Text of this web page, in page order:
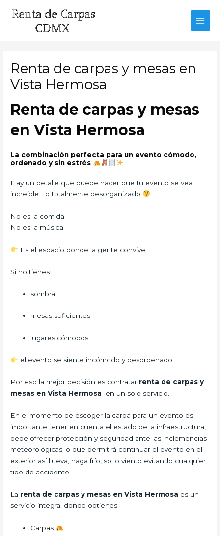
Renta de carpas y mesas en
Vista Hermosa
Renta de carpas y mesas
en Vista Hermosa
La combinación perfecta para un evento cómodo,
ordenado y sin estrés
Hay un detalle que puede hacer que tu evento se vea
increíble… o totalmente desorganizado
No es la comida.
No es la música.
Es el espacio donde la gente convive.
Si no tienes:
sombra
mesas suficientes
lugares cómodos
el evento se siente incómodo y desordenado.
Por eso la mejor decisión es contratar renta de carpas y
mesas en Vista Hermosa en un solo servicio.
En el momento de escoger la carpa para un evento es
importante tener en cuenta el estado de la infraestructura,
debe ofrecer protección y seguridad ante las inclemencias
meteorológicas lo que permitirá continuar el evento en el
exterior así llueva, haga frío, sol o viento evitando cualquier
tipo de accidente.
La renta de carpas y mesas en Vista Hermosa es un
servicio integral donde obtienes:
Carpas